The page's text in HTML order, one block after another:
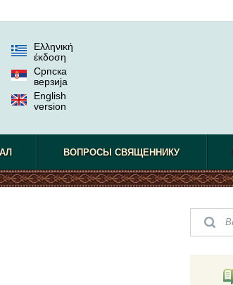
Ελληνική
έκδοση
Српска
верзиjа
English
version
ВОПРОСЫ СВЯЩЕННИКУ